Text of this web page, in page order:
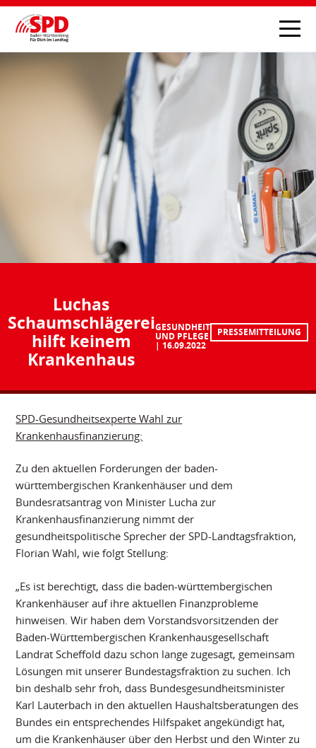
Luchas
Schaumschlägerei
hilft keinem
Krankenhaus
GESUNDHEIT
UND PFLEGE
16.09.2022
PRESSEMITTEILUNG
SPD-Gesundheitsexperte Wahl zur
Krankenhausfinanzierung:
Zu den aktuellen Forderungen der baden-
württembergischen Krankenhäuser und dem
Bundesratsantrag von Minister Lucha zur
Krankenhausfinanzierung nimmt der
gesundheitspolitische Sprecher der SPD-Landtagsfraktion,
Florian Wahl, wie folgt Stellung:
„Es ist berechtigt, dass die baden-württembergischen
Krankenhäuser auf ihre aktuellen Finanzprobleme
hinweisen. Wir haben dem Vorstandsvorsitzenden der
Baden-Württembergischen Krankenhausgesellschaft
Landrat Scheffold dazu schon lange zugesagt, gemeinsam
Lösungen mit unserer Bundestagsfraktion zu suchen. Ich
bin deshalb sehr froh, dass Bundesgesundheitsminister
Karl Lauterbach in den aktuellen Haushaltsberatungen des
Bundes ein entsprechendes Hilfspaket angekündigt hat,
um die Krankenhäuser über den Herbst und den Winter zu